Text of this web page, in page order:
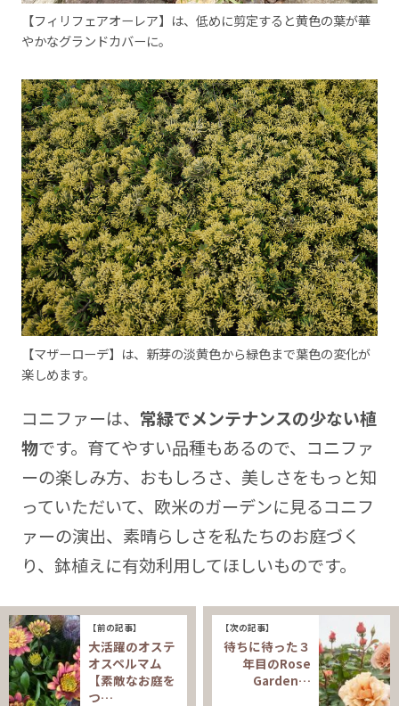
【フィリフェアオーレア】は、低めに剪定すると黄色の葉が華
やかなグランドカバーに。
【マザーローデ】は、新芽の淡黄色から緑色まで葉色の変化が
楽しめます。
コニファーは、 常緑でメンテナンスの少ない植
物です。育てやすい品種もあるので、コニファ
ーの楽しみ方、おもしろさ、美しさをもっと知
っていただいて、欧米のガーデンに見るコニフ
ァーの演出、素晴らしさを私たちのお庭づく
り、鉢植えに有効利用してほしいものです。
【前の記事】
大活躍のオステ
オスペルマム
【素敵なお庭を
つ…
【次の記事】
待ちに待った３
年目のRose
Garden…